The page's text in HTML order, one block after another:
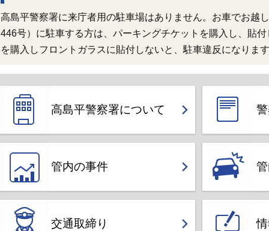
高島平警察署に来庁者用の駐車場はありません。お車でお越
446号）に駐車する方は、パーキングチケットを購入し、貼
を購入しフロントガラスに貼付しないと、駐車違反になります
高島平警察署について
管内の事件
交通取締り